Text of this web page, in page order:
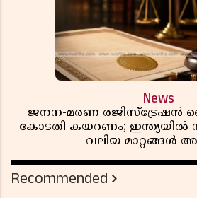
News
ജനന-മരണ രജിസ്ട്രേഷൻ
കോടതി കയറണം; ഇന്ത്യയിൽ
വലിയ മാറ്റങ്ങൾ
Recommended